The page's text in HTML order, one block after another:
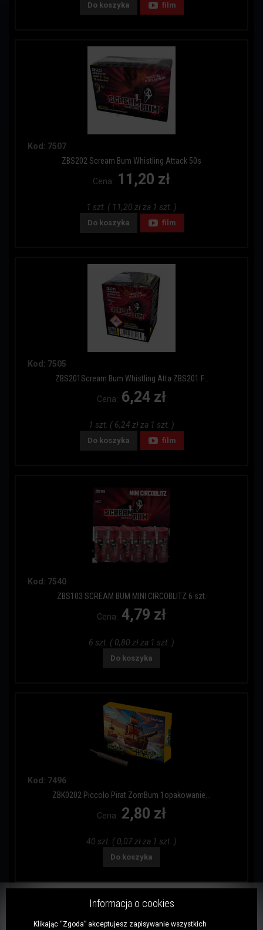
Do koszyka film
Kod: 7507
ZBS202 Scream Bum Whistling Attack 50s
Cena: 11,20 zł
1 szt. ( 11,20 zł za 1 szt. )
Do koszyka film
Kod: 7505
ZBS201Scream Bum Whistling Atta ZBS201 F...
Cena: 6,24 zł
1 szt. ( 6,24 zł za 1 szt. )
Do koszyka film
Kod: 7540
ZBS103 SCREAM BUM MINI CIRCOBLITZ 6 szt.
Cena: 4,79 zł
6 szt. ( 0,80 zł za 1 szt. )
Do koszyka
Kod: 7496
ZBK0202 Piccolo Pirat ZomBum 1opakowanie...
Cena: 2,80 zł
40 szt. ( 0,07 zł za 1 szt. )
Do koszyka
Informacja o cookies
Klikając “Zgoda” akceptujesz zapisywanie wszystkich